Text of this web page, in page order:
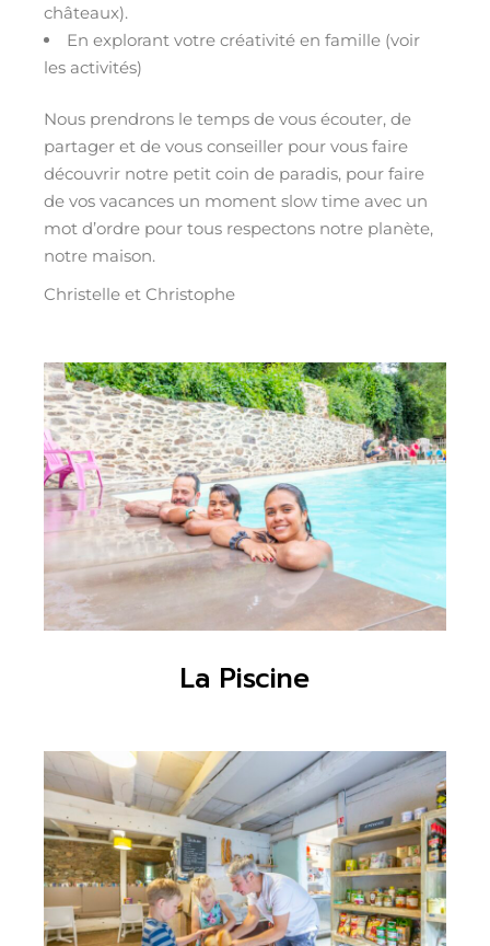
châteaux).
En explorant votre créativité en famille (voir
les activités)
Nous prendrons le temps de vous écouter, de
partager et de vous conseiller pour vous faire
découvrir notre petit coin de paradis, pour faire
de vos vacances un moment slow time avec un
mot d’ordre pour tous respectons notre planète,
notre maison.
Christelle et Christophe
La Piscine